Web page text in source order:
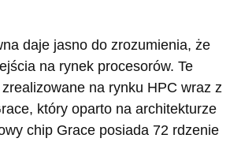
daje jasno do zrozumienia, że
na rynek procesorów. Te
na rynku HPC wraz z
który oparto na architekturze
chip Grace posiada 72 rdzenie